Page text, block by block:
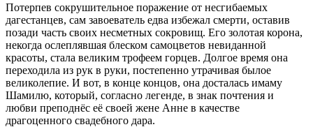
Потерпев сокрушительное поражение от несгибаемых
дагестанцев, сам завоеватель едва избежал смерти, оставив
позади часть своих несметных сокровищ. Его золотая корона,
некогда ослеплявшая блеском самоцветов невиданной
красоты, стала великим трофеем горцев. Долгое время она
переходила из рук в руки, постепенно утрачивая былое
великолепие. И вот, в конце концов, она досталась имаму
Шамилю, который, согласно легенде, в знак почтения и
любви преподнёс её своей жене Анне в качестве
драгоценного свадебного дара.